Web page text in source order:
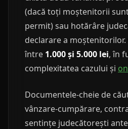
(dacă toți moștenitorii
permit) sau hotărâre
declarare a
între 1.000 și 5.000 lei, în
complexitatea cazului și
Documentele-cheie de
vânzare-cumpărare,
sentințe judecătorești